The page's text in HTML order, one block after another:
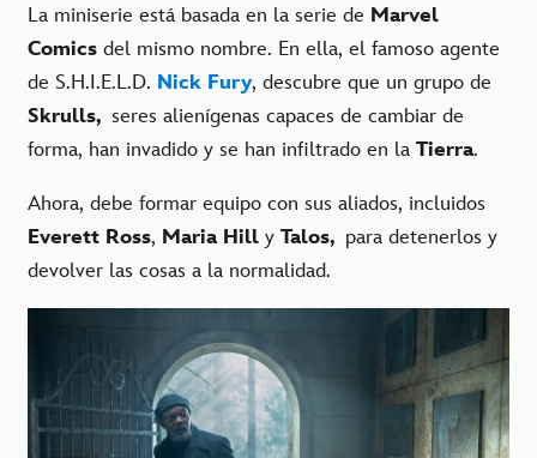
La miniserie está basada en la serie de Marvel
Comics del mismo nombre. En ella, el famoso agente
de S.H.I.E.L.D. Nick Fury, descubre que un grupo de
Skrulls, seres alienígenas capaces de cambiar de
forma, han invadido y se han infiltrado en la Tierra.
Ahora, debe formar equipo con sus aliados, incluidos
Everett Ross, Maria Hill y Talos, para detenerlos y
devolver las cosas a la normalidad.